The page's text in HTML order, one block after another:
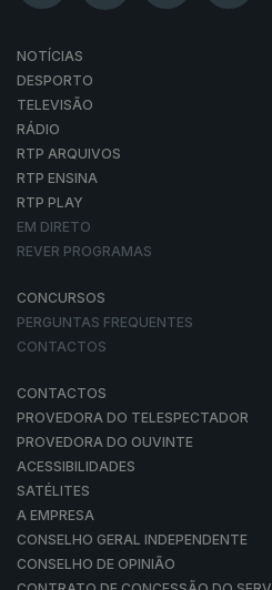
NOTÍCIAS
DESPORTO
TELEVISÃO
RÁDIO
RTP ARQUIVOS
RTP ENSINA
RTP PLAY
EM DIRETO
REVER PROGRAMAS
CONCURSOS
PERGUNTAS FREQUENTES
CONTACTOS
CONTACTOS
PROVEDORA DO TELESPECTADOR
PROVEDORA DO OUVINTE
ACESSIBILIDADES
SATÉLITES
A EMPRESA
CONSELHO GERAL INDEPENDENTE
CONSELHO DE OPINIÃO